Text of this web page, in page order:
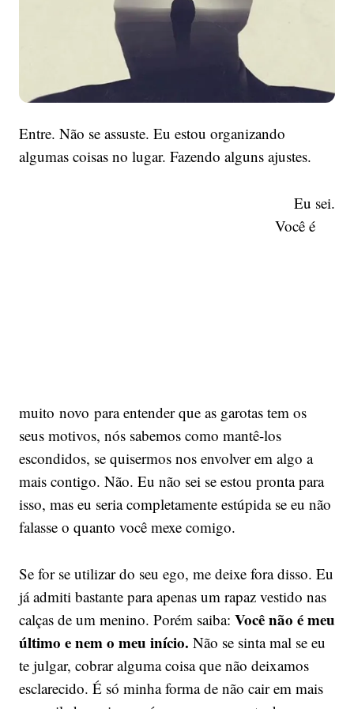
Entre. Não se assuste. Eu estou organizando
algumas coisas no lugar. Fazendo alguns ajustes.
Eu sei.
Você é
muito novo para entender que as garotas tem os
seus motivos, nós sabemos como mantê-los
escondidos, se quisermos nos envolver em algo a
mais contigo. Não. Eu não sei se estou pronta para
isso, mas eu seria completamente estúpida se eu não
falasse o quanto você mexe comigo.
Se for se utilizar do seu ego, me deixe fora disso. Eu
já admiti bastante para apenas um rapaz vestido nas
calças de um menino. Porém saiba: Você não é meu
último e nem o meu início. Não se sinta mal se eu
te julgar, cobrar alguma coisa que não deixamos
esclarecido. É só minha forma de não cair em mais